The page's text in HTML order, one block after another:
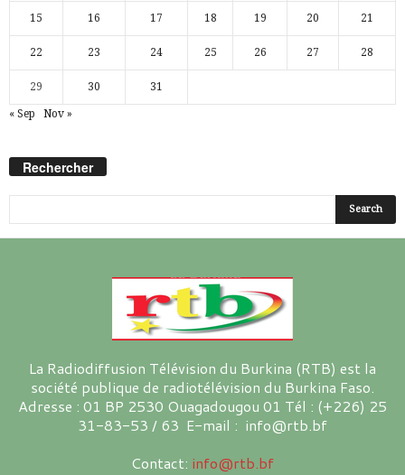
15 16 17 18 19 20 21
22 23 24 25 26 27 28
29 30 31
« Sep Nov »
Rechercher
La Radiodiffusion Télévision du Burkina (RTB) est la
société publique de radiotélévision du Burkina Faso.
Adresse : 01 BP 2530 Ouagadougou 01 Tél : (+226) 25
31-83-53 / 63 E-mail : info@rtb.bf
Contact: info@rtb.bf